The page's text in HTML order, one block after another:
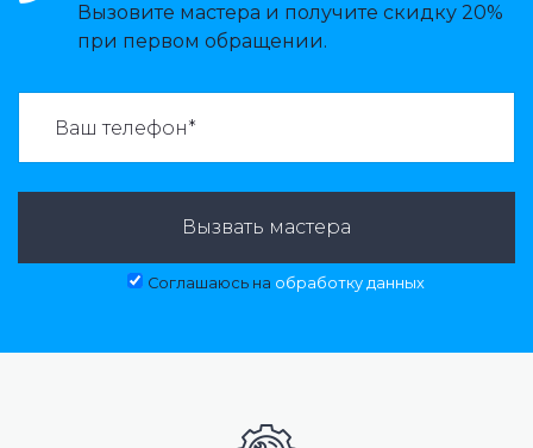
Вызовите мастера и получите скидку 20%
при первом обращении.
Вызвать мастера
Соглашаюсь на обработку данных